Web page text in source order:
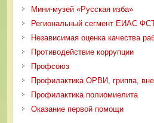
Мини-музей «Русская изба»
Региональный сегмент ЕИАС
Независимая оценка качества
Противодействие коррупции
Профсоюз
Профилактика ОРВИ, гриппа,
Профилактика полиомиелита
Оказание первой помощи